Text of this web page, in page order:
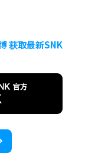
获取最新SNK